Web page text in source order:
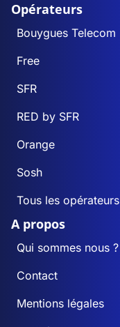
Opérateurs
Bouygues Telecom
Free
SFR
RED by SFR
Orange
Sosh
Tous les opérateurs
A propos
Qui sommes nous ?
Contact
Mentions légales